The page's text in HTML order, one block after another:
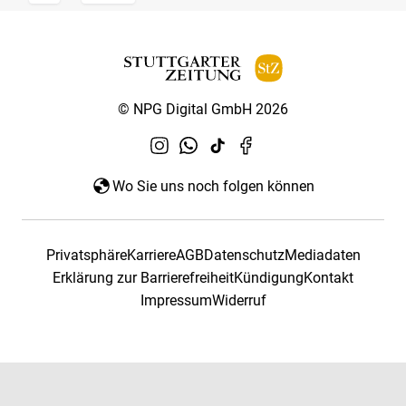
© NPG Digital GmbH 2026
Wo Sie uns noch folgen können
PrivatsphäreKarriereAGBDatenschutzMediadaten
Erklärung zur BarrierefreiheitKündigungKontakt
ImpressumWiderruf